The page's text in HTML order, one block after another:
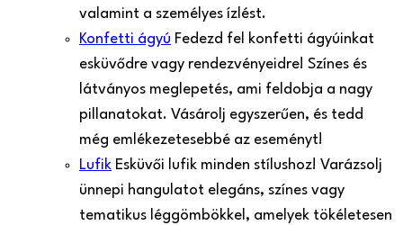
valamint a személyes ízlést.
Konfetti ágyú Fedezd fel konfetti ágyúinkat
esküvődre vagy rendezvényeidre! Színes és
látványos meglepetés, ami feldobja a nagy
pillanatokat. Vásárolj egyszerűen, és tedd
még emlékezetesebbé az eseményt!
Lufik Esküvői lufik minden stílushoz! Varázsolj
ünnepi hangulatot elegáns, színes vagy
tematikus léggömbökkel, amelyek tökéletesen